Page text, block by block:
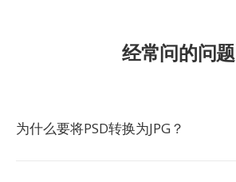
经常问的问题
为什么要将PSD转换为JPG？